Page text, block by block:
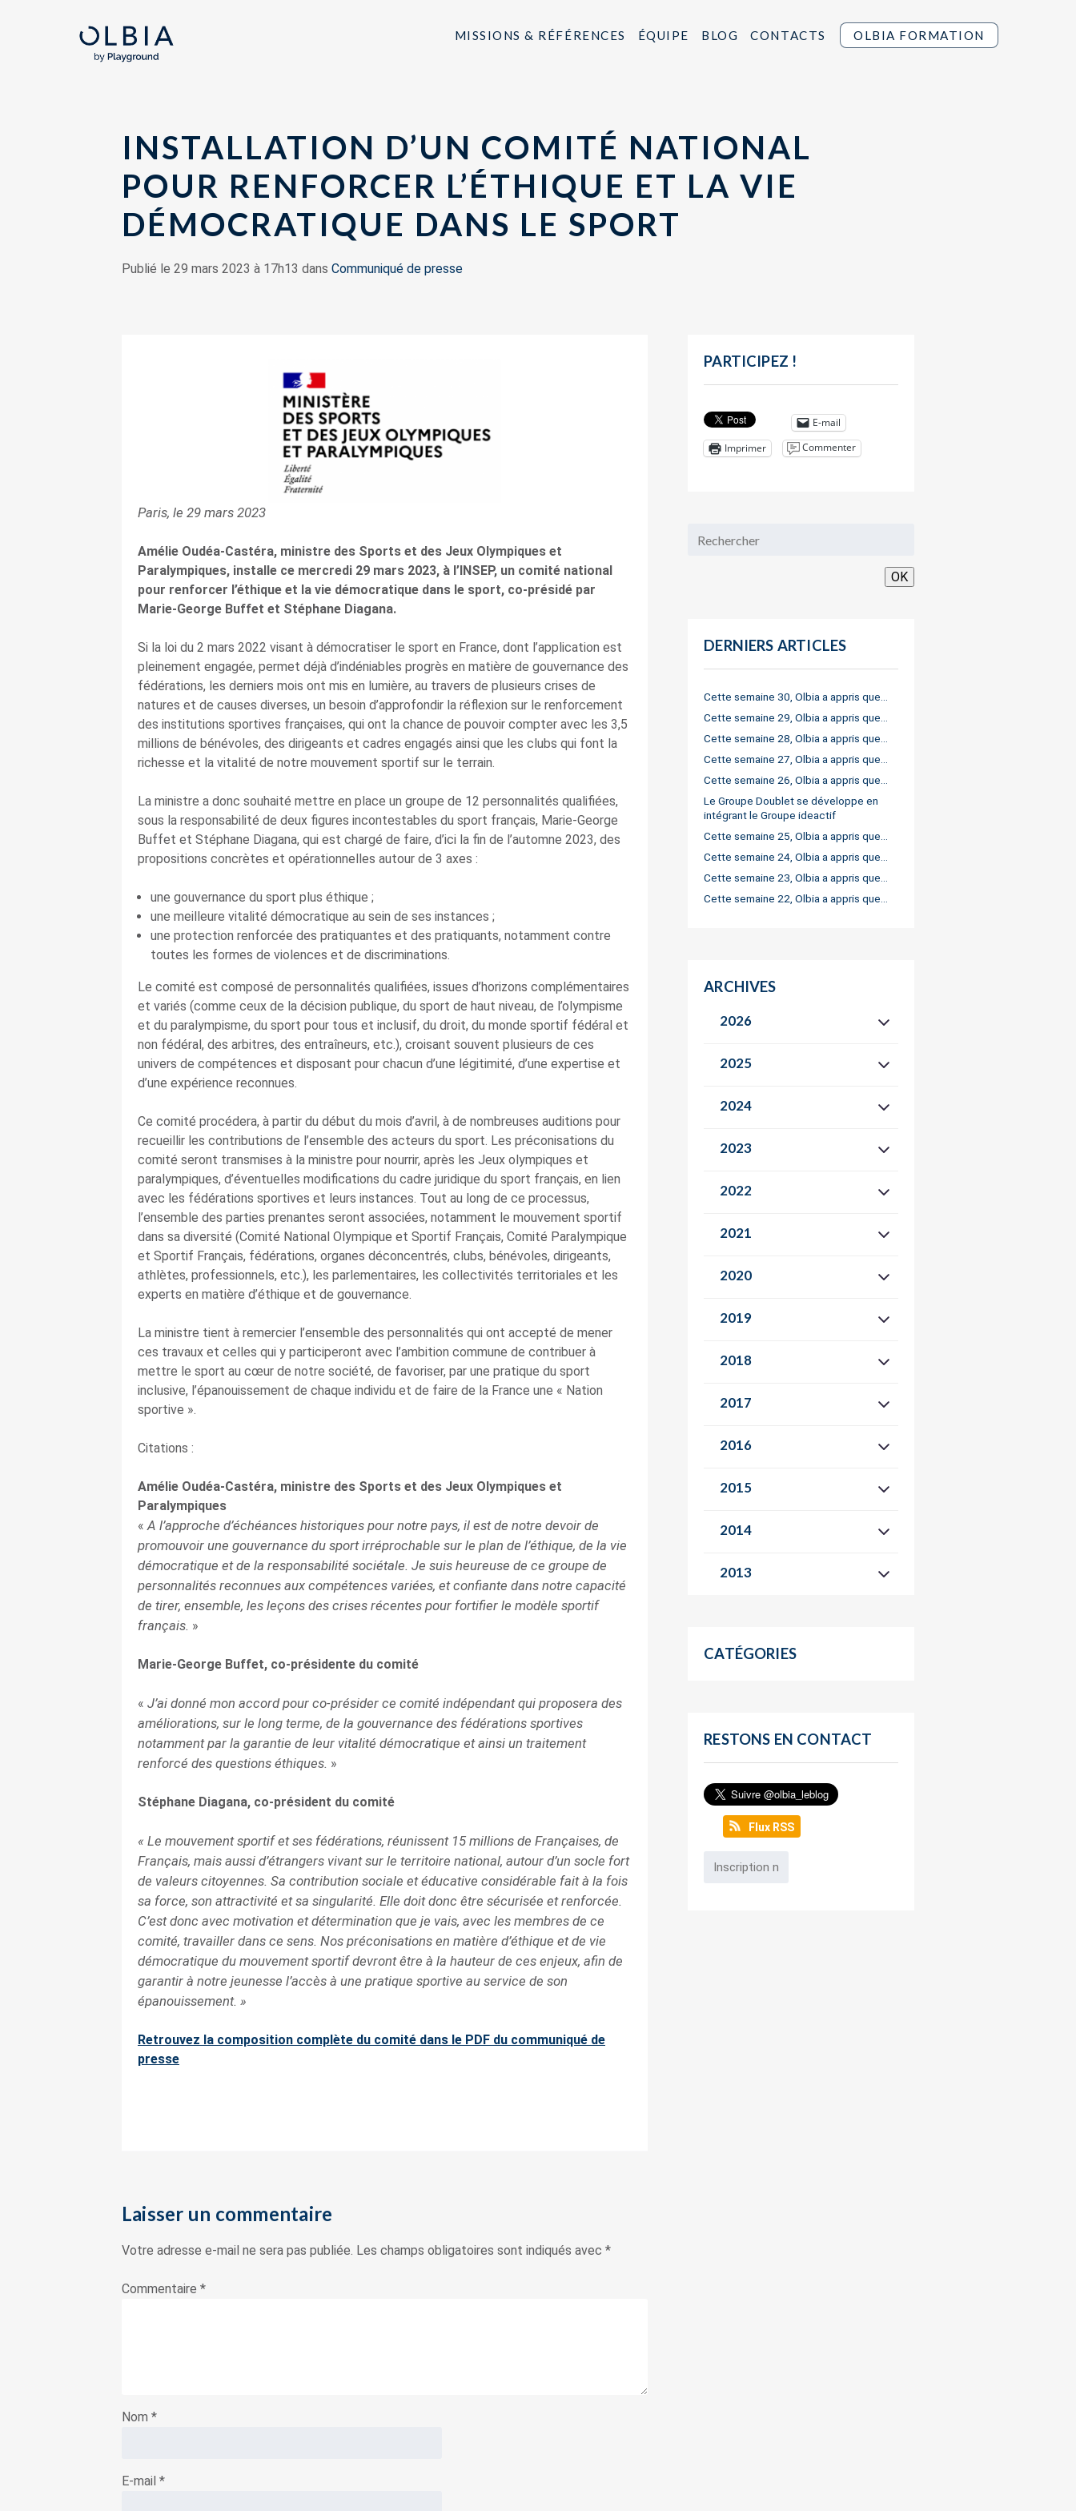
MISSIONS & RÉFÉRENCES ÉQUIPE BLOG CONTACTS OLBIA FORMATION
INSTALLATION D’UN COMITÉ NATIONAL
POUR RENFORCER L’ÉTHIQUE ET LA VIE
DÉMOCRATIQUE DANS LE SPORT
Publié le 29 mars 2023 à 17h13 dans Communiqué de presse
Paris, le 29 mars 2023
Amélie Oudéa-Castéra, ministre des Sports et des Jeux Olympiques et
Paralympiques, installe ce mercredi 29 mars 2023, à l’INSEP, un comité national
pour renforcer l’éthique et la vie démocratique dans le sport, co-présidé par
Marie-George Buffet et Stéphane Diagana.
Si la loi du 2 mars 2022 visant à démocratiser le sport en France, dont l’application est
pleinement engagée, permet déjà d’indéniables progrès en matière de gouvernance des
fédérations, les derniers mois ont mis en lumière, au travers de plusieurs crises de
natures et de causes diverses, un besoin d’approfondir la réflexion sur le renforcement
des institutions sportives françaises, qui ont la chance de pouvoir compter avec les 3,5
millions de bénévoles, des dirigeants et cadres engagés ainsi que les clubs qui font la
richesse et la vitalité de notre mouvement sportif sur le terrain.
La ministre a donc souhaité mettre en place un groupe de 12 personnalités qualifiées,
sous la responsabilité de deux figures incontestables du sport français, Marie-George
Buffet et Stéphane Diagana, qui est chargé de faire, d’ici la fin de l’automne 2023, des
propositions concrètes et opérationnelles autour de 3 axes :
une gouvernance du sport plus éthique ;
une meilleure vitalité démocratique au sein de ses instances ;
une protection renforcée des pratiquantes et des pratiquants, notamment contre
toutes les formes de violences et de discriminations.
Le comité est composé de personnalités qualifiées, issues d’horizons complémentaires
et variés (comme ceux de la décision publique, du sport de haut niveau, de l’olympisme
et du paralympisme, du sport pour tous et inclusif, du droit, du monde sportif fédéral et
non fédéral, des arbitres, des entraîneurs, etc.), croisant souvent plusieurs de ces
univers de compétences et disposant pour chacun d’une légitimité, d’une expertise et
d’une expérience reconnues.
Ce comité procédera, à partir du début du mois d’avril, à de nombreuses auditions pour
recueillir les contributions de l’ensemble des acteurs du sport. Les préconisations du
comité seront transmises à la ministre pour nourrir, après les Jeux olympiques et
paralympiques, d’éventuelles modifications du cadre juridique du sport français, en lien
avec les fédérations sportives et leurs instances. Tout au long de ce processus,
l’ensemble des parties prenantes seront associées, notamment le mouvement sportif
dans sa diversité (Comité National Olympique et Sportif Français, Comité Paralympique
et Sportif Français, fédérations, organes déconcentrés, clubs, bénévoles, dirigeants,
athlètes, professionnels, etc.), les parlementaires, les collectivités territoriales et les
experts en matière d’éthique et de gouvernance.
La ministre tient à remercier l’ensemble des personnalités qui ont accepté de mener
ces travaux et celles qui y participeront avec l’ambition commune de contribuer à
mettre le sport au cœur de notre société, de favoriser, par une pratique du sport
inclusive, l’épanouissement de chaque individu et de faire de la France une « Nation
sportive ».
Citations :
Amélie Oudéa-Castéra, ministre des Sports et des Jeux Olympiques et
Paralympiques
«A l’approche d’échéances historiques pour notre pays, il est de notre devoir de
promouvoir une gouvernance du sport irréprochable sur le plan de l’éthique, de la vie
démocratique et de la responsabilité sociétale. Je suis heureuse de ce groupe de
personnalités reconnues aux compétences variées, et confiante dans notre capacité
de tirer, ensemble, les leçons des crises récentes pour fortifier le modèle sportif
français. »
Marie-George Buffet, co-présidente du comité
« J’ai donné mon accord pour co-présider ce comité indépendant qui proposera des
améliorations, sur le long terme, de la gouvernance des fédérations sportives
notamment par la garantie de leur vitalité démocratique et ainsi un traitement
renforcé des questions éthiques. »
Stéphane Diagana, co-président du comité
« Le mouvement sportif et ses fédérations, réunissent 15 millions de Françaises, de
Français, mais aussi d’étrangers vivant sur le territoire national, autour d’un socle fort
de valeurs citoyennes. Sa contribution sociale et éducative considérable fait à la fois
sa force, son attractivité et sa singularité. Elle doit donc être sécurisée et renforcée.
C’est donc avec motivation et détermination que je vais, avec les membres de ce
comité, travailler dans ce sens. Nos préconisations en matière d’éthique et de vie
démocratique du mouvement sportif devront être à la hauteur de ces enjeux, afin de
garantir à notre jeunesse l’accès à une pratique sportive au service de son
épanouissement. »
Retrouvez la composition complète du comité dans le PDF du communiqué de
presse
Laisser un commentaire
Votre adresse e-mail ne sera pas publiée. Les champs obligatoires sont indiqués avec *
Commentaire *
Nom *
E-mail *
PARTICIPEZ !
E-mail
Imprimer
Commenter
OK
DERNIERS ARTICLES
Cette semaine 30, Olbia a appris que…
Cette semaine 29, Olbia a appris que…
Cette semaine 28, Olbia a appris que…
Cette semaine 27, Olbia a appris que…
Cette semaine 26, Olbia a appris que…
Le Groupe Doublet se développe en
intégrant le Groupe ideactif
Cette semaine 25, Olbia a appris que…
Cette semaine 24, Olbia a appris que…
Cette semaine 23, Olbia a appris que…
Cette semaine 22, Olbia a appris que…
ARCHIVES
2026
2025
2024
2023
2022
2021
2020
2019
2018
2017
2016
2015
2014
2013
CATÉGORIES
RESTONS EN CONTACT
Flux RSS